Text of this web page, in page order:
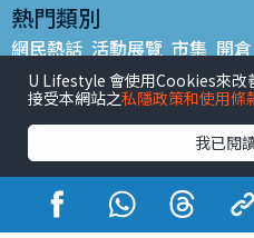
熱門類別
網民熱話 活動展覽 市集 開倉
銅鑼灣好去處 元朗好去處 荃
餐廳情報 戶外郊遊
熱門標籤
#UGO搵好去處 #人氣活動推
#親子玩樂好去處
#UJetso禮物放送
U Lifestyle 會使用Cookies來改
接受本網站之私隱政策和使用條
我已閱